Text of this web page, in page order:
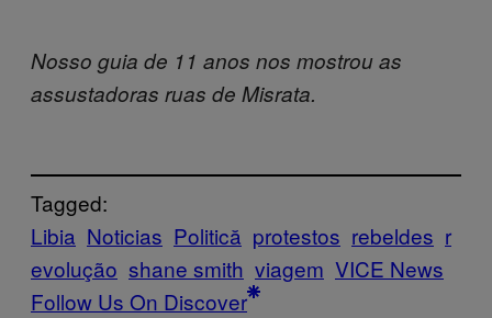
Nosso guia de 11 anos nos mostrou as
assustadoras ruas de Misrata.
Tagged:
Libia Noticias Politică protestos rebeldes r
evolução shane smith viagem VICE News
Follow Us On Discover